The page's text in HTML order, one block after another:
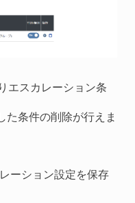
エスカレーション条
た条件の削除が行えま
ーション設定を保存